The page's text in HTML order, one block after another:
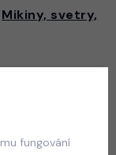
Mikiny, svetry,
fungování